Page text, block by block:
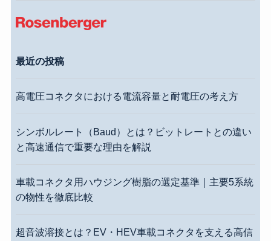
最近の投稿
高電圧コネクタにおける電流容量と耐電圧の考え方
シンボルレート（Baud）とは？ビットレートとの違い
と高速通信で重要な理由を解説
車載コネクタ用ハウジング樹脂の選定基準｜主要5系統
の物性を徹底比較
超音波溶接とは？EV・HEV車載コネクタを支える高信